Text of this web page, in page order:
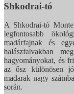
Shkodrai-tó
A Shkodrai-tó
legfontosabb
madárfajnak és
halászfalvakban
hagyományokat, és
az ősz különösen
madarak nagy
során.